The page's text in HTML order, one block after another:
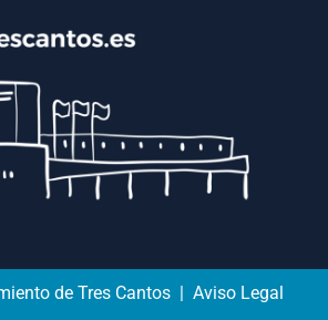
de Tres Cantos | Aviso Legal